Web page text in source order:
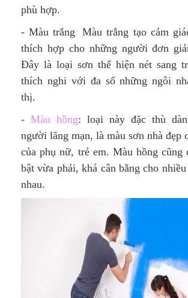
phù hợp.
- Màu trắng: Màu trắng tạo cảm
thích hợp cho những người đơn
Đây là loại sơn thể hiện nét sang
thích nghi với đa số những ngôi
thị.
- Màu hồng: loại này đặc thù
người lãng mạn, là màu sơn nhà đẹp
của phụ nữ, trẻ em. Màu hồng cũng
bật vừa phải, khá cân bằng cho
nhau.